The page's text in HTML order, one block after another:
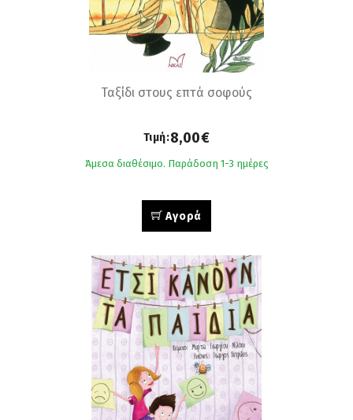
Ταξίδι στους επτά σοφούς
Τιμή:8,00€
Άμεσα διαθέσιμο. Παράδοση 1-3 ημέρες
Αγορά